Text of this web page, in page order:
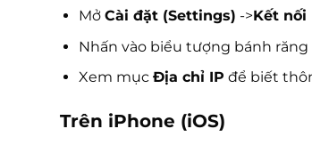
Mở Cài đặt (Settings) ->Kết nối
Nhấn vào biểu tượng bánh
Xem mục Địa chỉ IP để biết
Trên iPhone (iOS)